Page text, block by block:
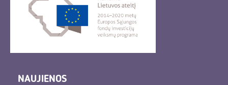
NAUJIENOS